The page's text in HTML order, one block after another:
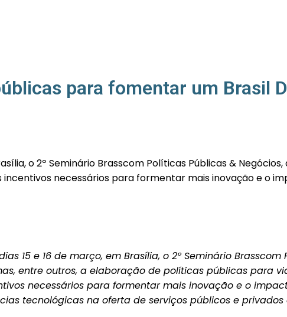
para fomentar um Brasil
o 2º Seminário Brasscom Políticas Públicas &
incentivos necessários para formentar mais inovação e o
15 e 16 de março, em Brasília, o 2º Seminário Brasscom
entre outros, a elaboração de políticas públicas para
necessários para formentar mais inovação e o
tecnológicas na oferta de serviços públicos e